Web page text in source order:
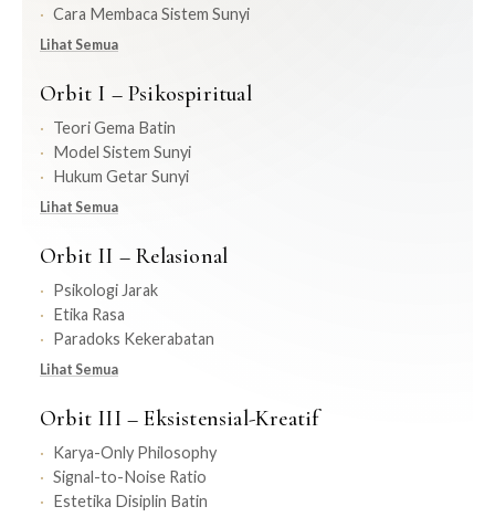
Cara Membaca Sistem Sunyi
Lihat Semua
Orbit I – Psikospiritual
Teori Gema Batin
Model Sistem Sunyi
Hukum Getar Sunyi
Lihat Semua
Orbit II – Relasional
Psikologi Jarak
Etika Rasa
Paradoks Kekerabatan
Lihat Semua
Orbit III – Eksistensial-Kreatif
Karya-Only Philosophy
Signal-to-Noise Ratio
Estetika Disiplin Batin